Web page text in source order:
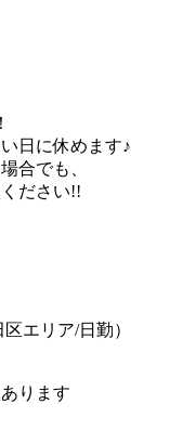
日に休めます♪
合でも、
ださい!!
エリア/日勤）
ります